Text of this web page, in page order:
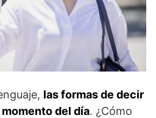
las formas de decir
del día. ¿Cómo